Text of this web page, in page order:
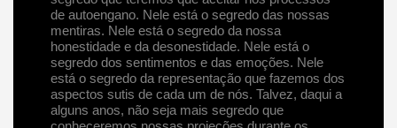
de autoengano. Nele está o segredo das nossas
mentiras. Nele está o segredo da nossa
honestidade e da desonestidade. Nele está o
segredo dos sentimentos e das emoções. Nele
está o segredo da representação que fazemos dos
aspectos sutis de cada um de nós. Talvez, daqui a
alguns anos, não seja mais segredo que